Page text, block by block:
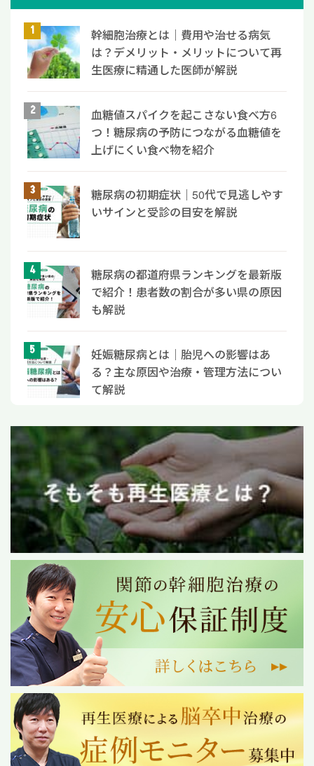
幹細胞治療とは｜費用や治せる病気
は？デメリット・メリットについて再
生医療に精通した医師が解説
血糖値スパイクを起こさない食べ方6
つ！糖尿病の予防につながる血糖値を
上げにくい食べ物を紹介
糖尿病の初期症状｜50代で見逃しやす
いサインと受診の目安を解説
糖尿病の都道府県ランキングを最新版
で紹介！患者数の割合が多い県の原因
も解説
妊娠糖尿病とは｜胎児への影響はあ
る？主な原因や治療・管理方法につい
て解説